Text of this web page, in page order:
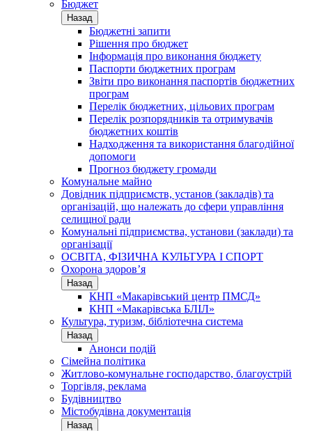
Бюджет
Назад
Бюджетні запити
Рішення про бюджет
Інформація про виконання бюджету
Паспорти бюджетних програм
Звіти про виконання паспортів бюджетних
програм
Перелік бюджетних, цільових програм
Перелік розпорядників та отримувачів
бюджетних коштів
Надходження та використання благодійної
допомоги
Прогноз бюджету громади
Комунальне майно
Довідник підприємств, установ (закладів) та
організацій, що належать до сфери управління
селищної ради
Комунальні підприємства, установи (заклади) та
організації
ОСВІТА, ФІЗИЧНА КУЛЬТУРА І СПОРТ
Охорона здоров’я
Назад
КНП «Макарівський центр ПМСД»
КНП «Макарівська БЛІЛ»
Культура, туризм, бібліотечна система
Назад
Анонси подій
Сімейна політика
Житлово-комунальне господарство, благоустрій
Торгівля, реклама
Будівництво
Містобудівна документація
Назад